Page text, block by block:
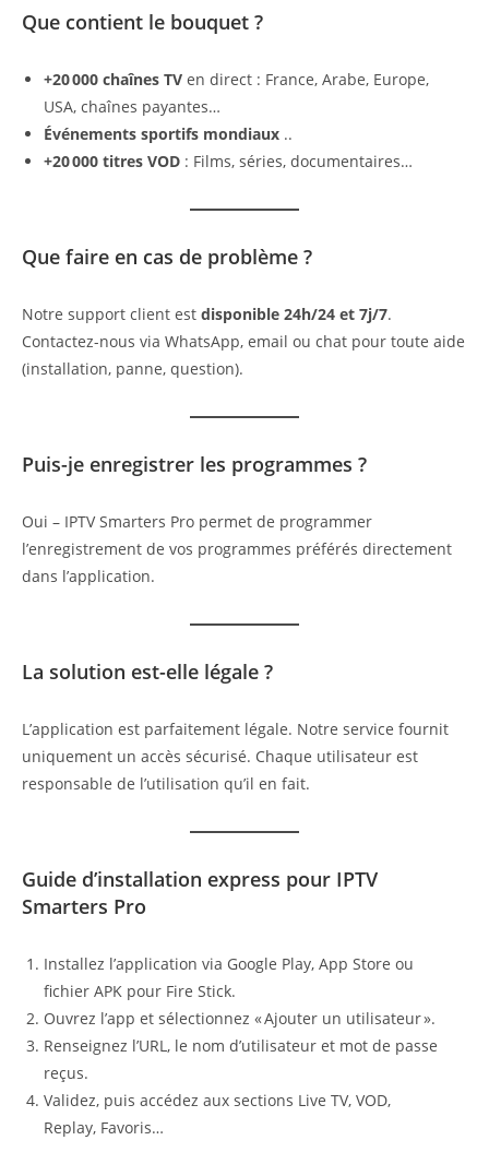
Que contient le bouquet ?
+20 000 chaînes TV en direct : France, Arabe, Europe,
USA, chaînes payantes…
Événements sportifs mondiaux ..
+20 000 titres VOD : Films, séries, documentaires…
Que faire en cas de problème ?
Notre support client est disponible 24h/24 et 7j/7.
Contactez-nous via WhatsApp, email ou chat pour toute aide
(installation, panne, question).
Puis-je enregistrer les programmes ?
Oui – IPTV Smarters Pro permet de programmer
l’enregistrement de vos programmes préférés directement
dans l’application.
La solution est-elle légale ?
L’application est parfaitement légale. Notre service fournit
uniquement un accès sécurisé. Chaque utilisateur est
responsable de l’utilisation qu’il en fait.
Guide d’installation express pour IPTV
Smarters Pro
Installez l’application via Google Play, App Store ou
fichier APK pour Fire Stick.
Ouvrez l’app et sélectionnez « Ajouter un utilisateur ».
Renseignez l’URL, le nom d’utilisateur et mot de passe
reçus.
Validez, puis accédez aux sections Live TV, VOD,
Replay, Favoris…